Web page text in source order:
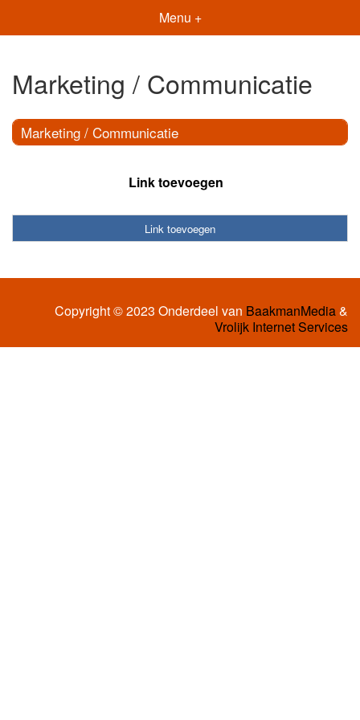
Menu +
Marketing / Communicatie
Marketing / Communicatie
Link toevoegen
Link toevoegen
Copyright © 2023 Onderdeel van BaakmanMedia&
Vrolijk Internet Services